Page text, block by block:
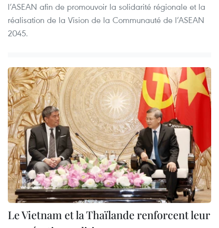
l’ASEAN afin de promouvoir la solidarité régionale et la
réalisation de la Vision de la Communauté de l’ASEAN
2045.
Le Vietnam et la Thaïlande renforcent leur